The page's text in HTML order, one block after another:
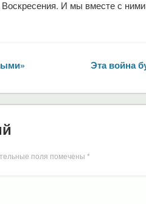
И мы вместе с
Эта война
поля помечены *